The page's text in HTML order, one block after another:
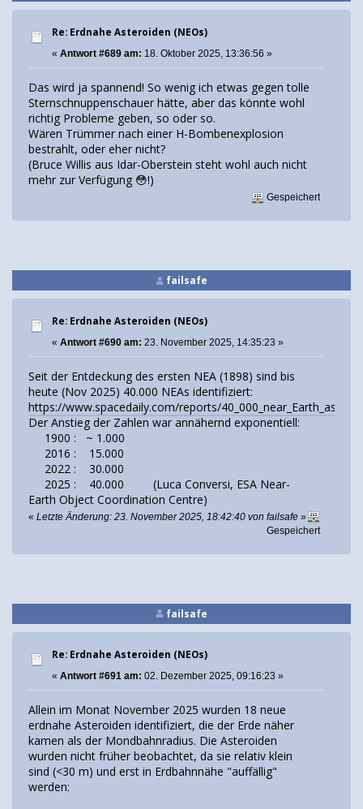
Re: Erdnahe Asteroiden (NEOs)
« Antwort #689 am: 18. Oktober 2025, 13:36:56 »
Das wird ja spannend! So wenig ich etwas gegen tolle
Sternschnuppenschauer hätte, aber das könnte wohl
richtig Probleme geben, so oder so.
Wären Trümmer nach einer H-Bombenexplosion
bestrahlt, oder eher nicht?
(Bruce Willis aus Idar-Oberstein steht wohl auch nicht
mehr zur Verfügung 😳!)
Gespeichert
failsafe
Re: Erdnahe Asteroiden (NEOs)
« Antwort #690 am: 23. November 2025, 14:35:23 »
Seit der Entdeckung des ersten NEA (1898) sind bis
heute (Nov 2025) 40.000 NEAs identifiziert:
https://www.spacedaily.com/reports/
Der Anstieg der Zahlen war annähernd exponentiell:
1900 : ~ 1.000
2016 : 15.000
2022 : 30.000
2025 : 40.000 (Luca Conversi, ESA Near-
Earth Object Coordination Centre)
« Letzte Änderung: 23. November 2025, 18:42:40 von failsafe »
Gespeichert
failsafe
Re: Erdnahe Asteroiden (NEOs)
« Antwort #691 am: 02. Dezember 2025, 09:16:23 »
Allein im Monat November 2025 wurden 18 neue
erdnahe Asteroiden identifiziert, die der Erde näher
kamen als der Mondbahnradius. Die Asteroiden
wurden nicht früher beobachtet, da sie relativ klein
sind (<30 m) und erst in Erdbahnnähe "auffällig"
werden: